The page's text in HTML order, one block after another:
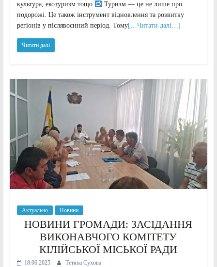
культура, екотуризм тощо
Туризм — це не лише про
подорожі. Це також інструмент відновлення та розвитку
регіонів у післявоєнний період. Тому[…Читати далі…]
Читати далі
Актуально Новини
НОВИНИ ГРОМАДИ: ЗАСІДАННЯ
ВИКОНАВЧОГО КОМІТЕТУ
КІЛІЙСЬКОЇ МІСЬКОЇ РАДИ
18.06.2025 Тетяна Сухова